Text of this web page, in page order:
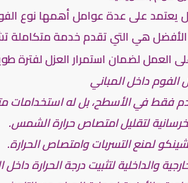
يعتمد على عدة عوامل أهمها نوع
هي التي تقدم خدمة متكاملة
العمل لضمان استمرار العزل لفترة
داخل المباني
فقط في الأسطح، بل له استخدامات
لتقليل امتصاص حرارة الشمس.
لمنع التسربات وامتصاص الحرارة.
والداخلية لتثبيت درجة الحرارة